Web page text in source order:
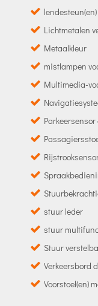
Lichtmetalen
Metaalkleur
mistlampen
Multimedia-
stuur leder
stuur
Stuur
Verkeersbord
Voorstoel(en)